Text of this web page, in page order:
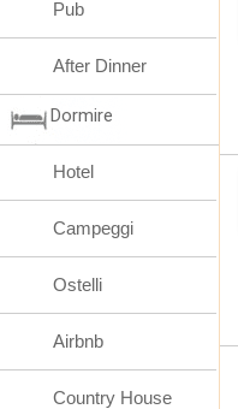
Pub
After Dinner
Dormire
Hotel
Campeggi
Ostelli
Airbnb
Country House